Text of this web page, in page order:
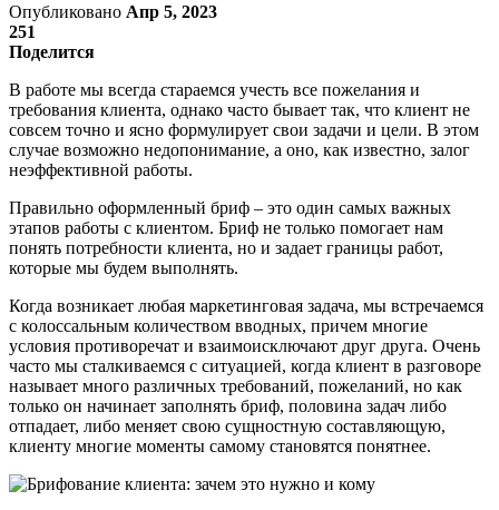
Опубликовано Апр 5, 2023
251
Поделится
В работе мы всегда стараемся учесть все пожелания и
требования клиента, однако часто бывает так, что клиент не
совсем точно и ясно формулирует свои задачи и цели. В этом
случае возможно недопонимание, а оно, как известно, залог
неэффективной работы.
Правильно оформленный бриф – это один самых важных
этапов работы с клиентом. Бриф не только помогает нам
понять потребности клиента, но и задает границы работ,
которые мы будем выполнять.
Когда возникает любая маркетинговая задача, мы встречаемся
с колоссальным количеством вводных, причем многие
условия противоречат и взаимоиcключают друг друга. Очень
часто мы сталкиваемся с cитуацией, когда клиент в разговоре
называет много различных требований, пожеланий, но как
только он начинает заполнять бриф, половина задач либо
отпадает, либо меняет свою сущностную составляющую,
клиенту многие моменты самому становятся понятнее.